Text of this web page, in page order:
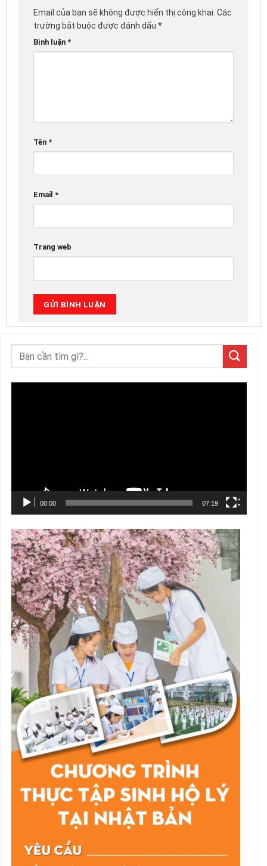
Email của bạn sẽ không được hiển thị công khai. Các
trường bắt buộc được đánh dấu *
Bình luận *
Tên *
Email *
Trang web
00:00 07:19